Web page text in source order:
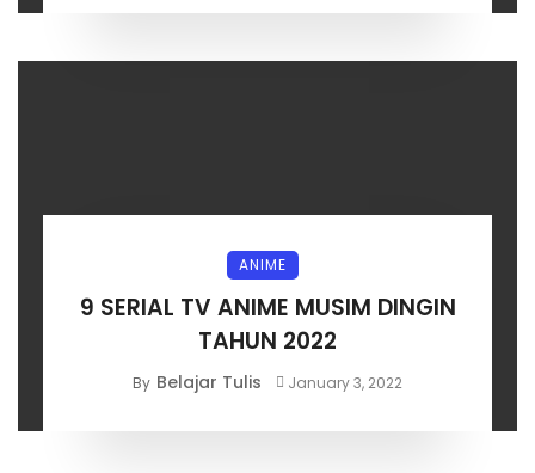
ANIME
9 SERIAL TV ANIME MUSIM DINGIN
TAHUN 2022
By Belajar Tulis January 3, 2022